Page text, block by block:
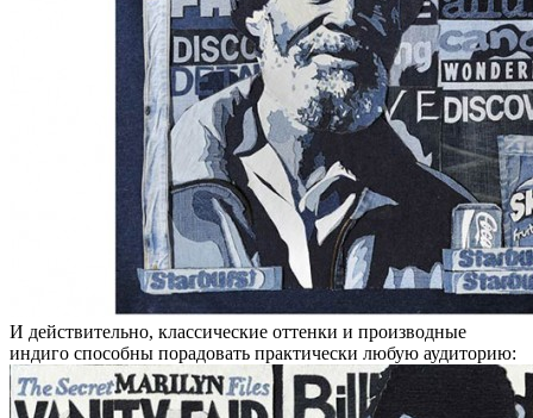
И действительно, классические оттенки и производные
индиго способны порадовать практически любую аудиторию: